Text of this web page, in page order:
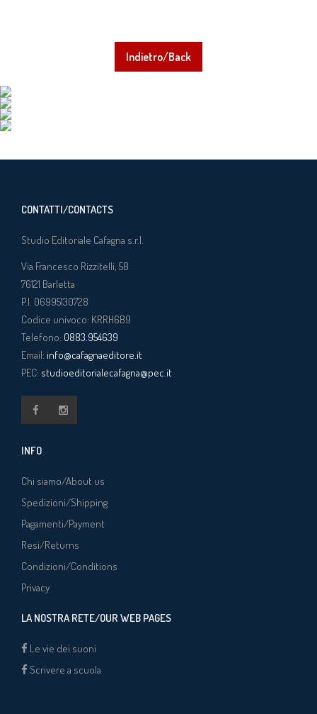
Indietro/Back
CONTATTI/CONTACTS
Studio Editoriale Cafagna s.r.l.
Via Francesco Rizzitelli, 58
76121 Barletta
P.I. 06995130728
Codice univoco: KRRH6B9
Telefono: 0883.954639
Email: info@cafagnaeditore.it
PEC: studioeditorialecafagna@pec.it
INFO
Chi siamo/About us
Spedizioni/Shipping
Pagamenti/Payment
Resi/Returns
Condizioni/Conditions
Privacy
LA NOSTRA RETE/OUR WEB PAGES
Le vie dei suoni
Scrivere a scuola